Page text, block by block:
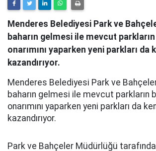
Menderes Belediyesi Park ve
baharın gelmesi ile mevcut parkların
onarımını yaparken yeni parkları da
kazandırıyor.
Menderes Belediyesi Park ve
baharın gelmesi ile mevcut parkların
onarımını yaparken yeni parkları da
kazandırıyor.
Park ve Bahçeler Müdürlüğü